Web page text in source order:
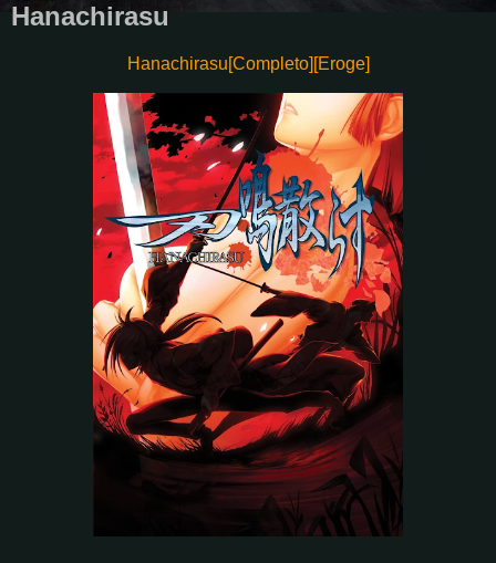
Hanachirasu
Hanachirasu[Completo][Eroge]